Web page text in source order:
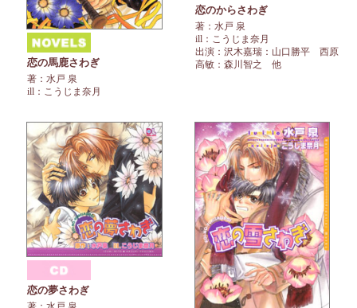
恋の馬鹿さわぎ
著：水戸 泉
ill：こうじま奈月
恋のからさわぎ
著：水戸 泉
ill：こうじま奈月
出演：沢木嘉瑞：山口勝平 西原
高敏：森川智之 他
恋の夢さわぎ